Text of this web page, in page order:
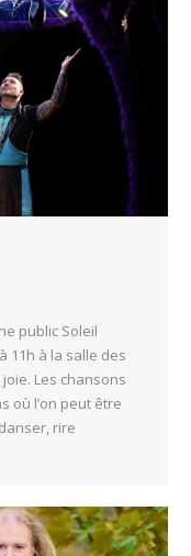
public Soleil
11h à la salle des
Les chansons
où l’on peut être
rire